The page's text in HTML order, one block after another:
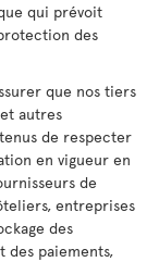
qui prévoit
des
que nos tiers
autres
de respecter
en vigueur en
de
entreprises
des
des paiements,